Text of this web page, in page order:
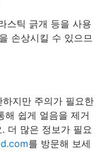
스틱 긁개 등을 사용
손상시킬 수 있으므
지만 주의가 필요한
해 쉽게 얼음을 제거
더 많은 정보가 필요
를 방문해 보세